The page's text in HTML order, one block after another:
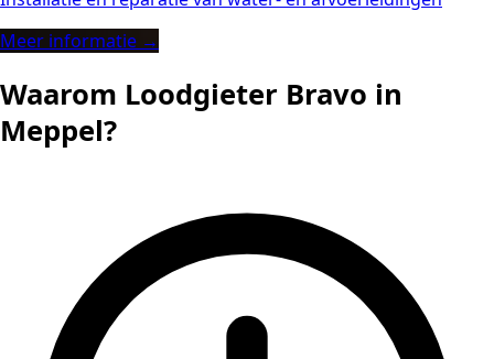
Meer informatie →
Waarom Loodgieter Bravo in
Meppel?